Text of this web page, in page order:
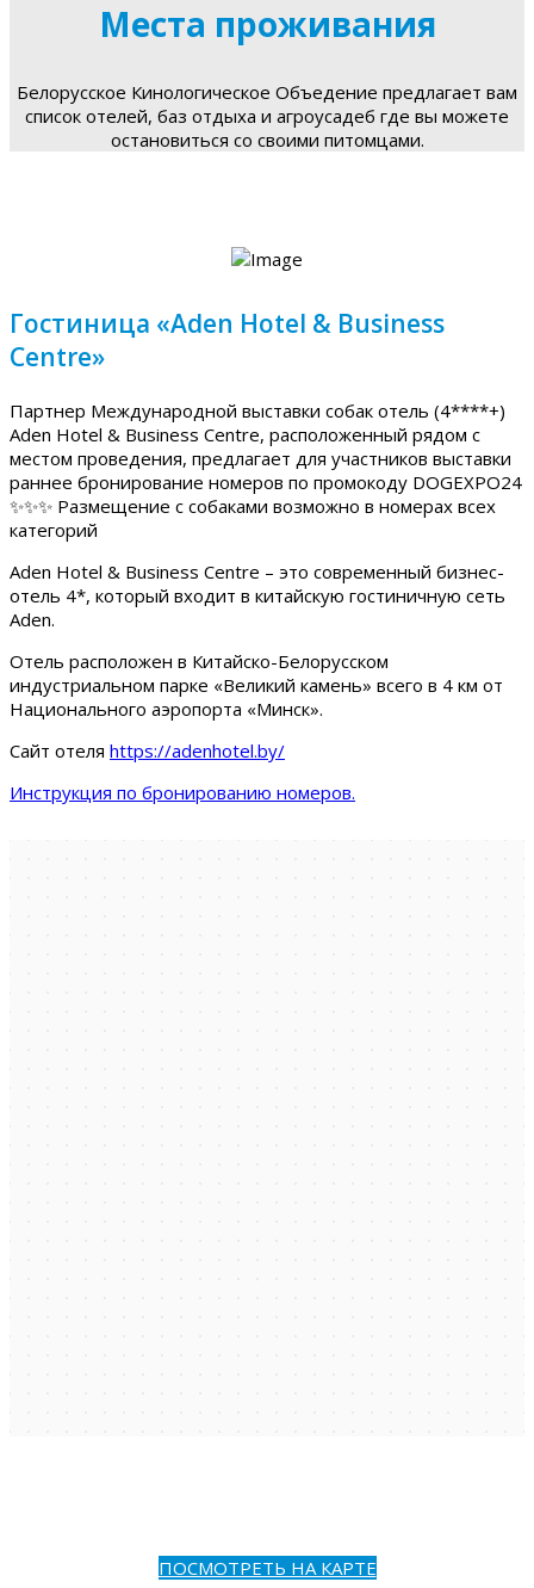
Места проживания
Белорусское Кинологическое Объедение предлагает вам
список отелей, баз отдыха и агроусадеб где вы можете
остановиться со своими питомцами.
Гостиница «Aden Hotel & Business
Centre»
Партнер Международной выставки собак отель (4****+)
Aden Hotel & Business Centre, расположенный рядом с
местом проведения, предлагает для участников выставки
раннее бронирование номеров по промокоду DOGEXPO24
✨✨✨ Размещение с собаками возможно в номерах всех
категорий
Aden Hotel & Business Centre – это современный бизнес-
отель 4*, который входит в китайскую гостиничную сеть
Aden.
Отель расположен в Китайско-Белорусском
индустриальном парке «Великий камень» всего в 4 км от
Национального аэропорта «Минск».
Сайт отеля https://adenhotel.by/
Инструкция по бронированию номеров.
ПОСМОТРЕТЬ НА КАРТЕ